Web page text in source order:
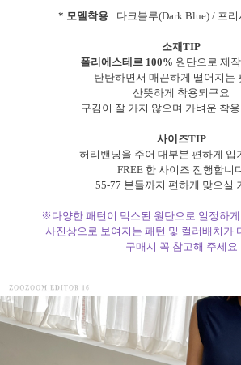
* 모델착용: 다크블루(Dark Blue) / 프리
소재TIP
폴리에스테르 100% 원단으로 제
탄탄하면서 매끈하게 떨어지는
산뜻하게 착용되구요
구김이 잘 가지 않으며 가벼운 착
사이즈TIP
허리밴딩을 주어 대부분 편하게 입
FREE 한 사이즈 진행합니
55-77 분들까지 편하게 맞으실
※다양한 패턴이 믹스된 원단으로 일정하
사진상으로 보여지는 패턴 및 컬러배치가
구매시 꼭 참고해 주세요